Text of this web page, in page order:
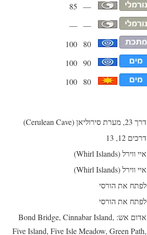
—
85
—
—
80
100
90
100
80
100
דרך 23, מערת סירוליאן (Cerulean Cave)
דרכים 12, 13
איי ווירל (Whirl Islands)
איי ווירל (Whirl Islands)
לפתח את הורסי
לפתח את הורסי
אדום אש: Bond Bridge, Cinnabar Island,
Five Island, Five Isle Meadow, Green Path,